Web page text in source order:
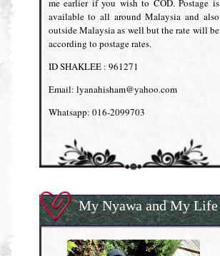
me earlier if you wish to COD. Postage is
available to all around Malaysia and also
outside Malaysia as well but the rate will be
according to postage rates.
ID SHAKLEE : 961271
Email: lyanahisham@yahoo.com
Whatsapp: 016-2099703
My Nyawa and My Life